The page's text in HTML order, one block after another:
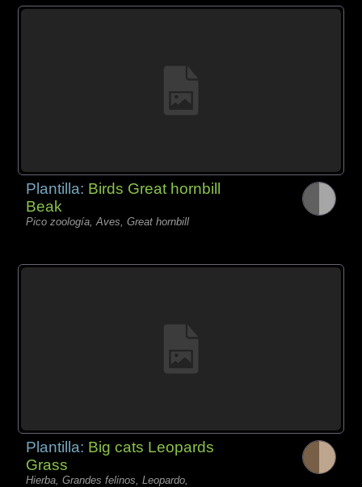
Plantilla: Birds Great hornbill
Beak
Pico zoología, Aves, Great hornbill
Plantilla: Big cats Leopards
Grass
Hierba, Grandes felinos, Leopardo,